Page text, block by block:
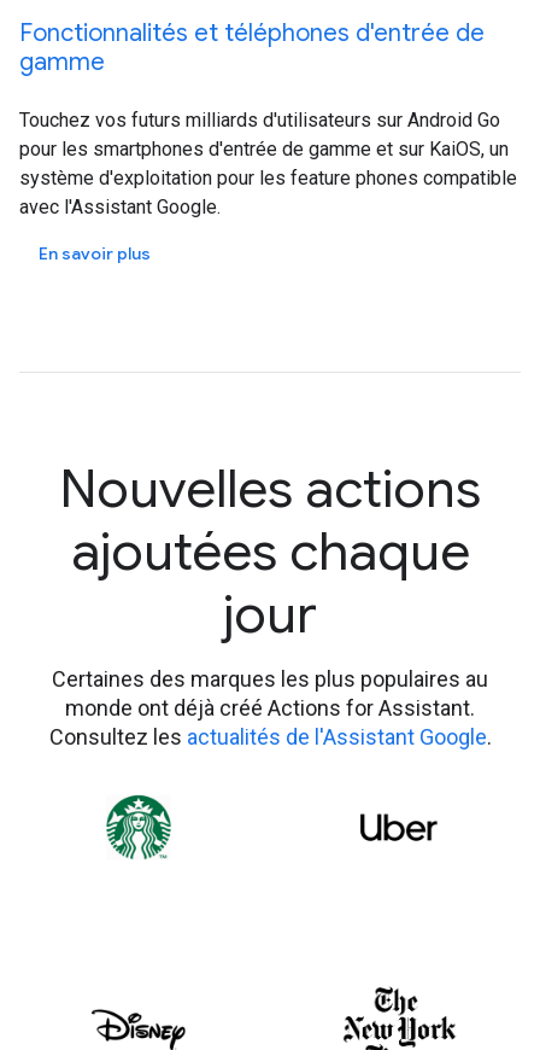
Fonctionnalités et téléphones d'entrée de
gamme
Touchez vos futurs milliards d'utilisateurs sur Android Go
pour les smartphones d'entrée de gamme et sur KaiOS, un
système d'exploitation pour les feature phones compatible
avec l'Assistant Google.
En savoir plus
Nouvelles actions
ajoutées chaque
jour
Certaines des marques les plus populaires au
monde ont déjà créé Actions for Assistant.
Consultez les actualités de l'Assistant Google.